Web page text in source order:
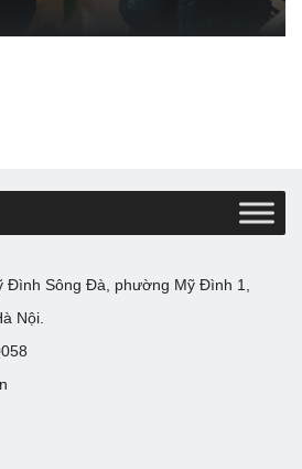
Đình Sông Đà, phường Mỹ Đình 1,
Nội.